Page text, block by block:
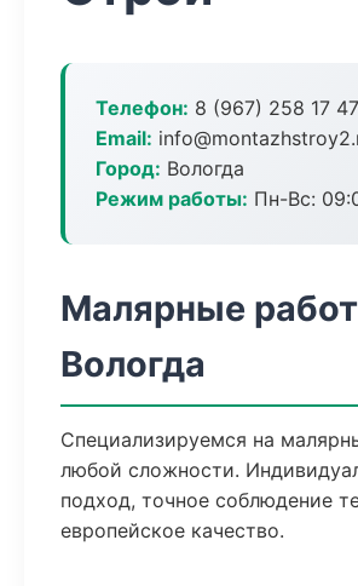
Телефон: 8 (967) 258 17 47
Email:
Город: Вологда
Режим работы: Пн-Вс:
Малярные
Вологда
Специализируемся на
любой сложности.
подход, точное соблюдение
европейское качество.